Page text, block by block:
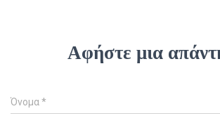
Αφήστε μια
Όνομα *